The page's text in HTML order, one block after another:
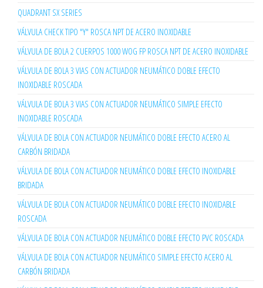
QUADRANT SX SERIES
VÁLVULA CHECK TIPO "Y" ROSCA NPT DE ACERO INOXIDABLE
VÁLVULA DE BOLA 2 CUERPOS 1000 WOG FP ROSCA NPT DE ACERO INOXIDABLE
VÁLVULA DE BOLA 3 VIAS CON ACTUADOR NEUMÁTICO DOBLE EFECTO
INOXIDABLE ROSCADA
VÁLVULA DE BOLA 3 VIAS CON ACTUADOR NEUMÁTICO SIMPLE EFECTO
INOXIDABLE ROSCADA
VÁLVULA DE BOLA CON ACTUADOR NEUMÁTICO DOBLE EFECTO ACERO AL
CARBÓN BRIDADA
VÁLVULA DE BOLA CON ACTUADOR NEUMÁTICO DOBLE EFECTO INOXIDABLE
BRIDADA
VÁLVULA DE BOLA CON ACTUADOR NEUMÁTICO DOBLE EFECTO INOXIDABLE
ROSCADA
VÁLVULA DE BOLA CON ACTUADOR NEUMÁTICO DOBLE EFECTO PVC ROSCADA
VÁLVULA DE BOLA CON ACTUADOR NEUMÁTICO SIMPLE EFECTO ACERO AL
CARBÓN BRIDADA